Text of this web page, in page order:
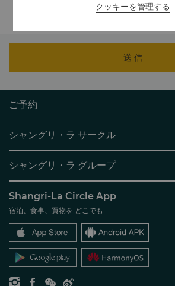
れることに同意します。
送 信
ご予約
ご予約の検索
レストラン＆バー
シャングリ・ラ サークル
シャングリ・ラ サークルに入会
よくあるお問合せや質問
SLCに関するお問い合わせ
シャングリ・ラ グループ
シャングリ・ラ ブランド
シャングリ・ラ センター
レジデンス
お問い合わせ
採用情報
企業の社会的責任
ニュース
Shangri-La Circle App
宿泊、食事、買物を どこでも
クッキーを管理する